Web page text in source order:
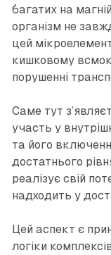
багатих на
організм не
цей
кишковому
порушенні
Саме тут
участь у
та його
достатнього
реалізує свій
надходить у
Цей аспект є
логіки